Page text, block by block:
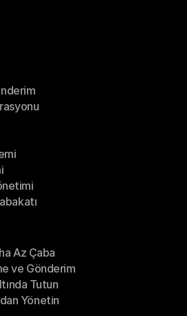
Az Çaba
Az Çaba
ve Gönderim
ve Gönderim
Tutun
Tutun
Yönetin